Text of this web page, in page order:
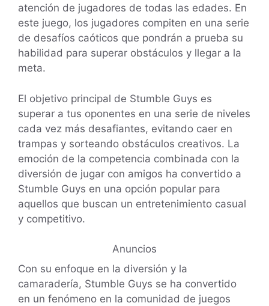
atención de jugadores de todas las edades. En
este juego, los jugadores compiten en una serie
de desafíos caóticos que pondrán a prueba su
habilidad para superar obstáculos y llegar a la
meta.
El objetivo principal de Stumble Guys es
superar a tus oponentes en una serie de niveles
cada vez más desafiantes, evitando caer en
trampas y sorteando obstáculos creativos. La
emoción de la competencia combinada con la
diversión de jugar con amigos ha convertido a
Stumble Guys en una opción popular para
aquellos que buscan un entretenimiento casual
y competitivo.
Anuncios
Con su enfoque en la diversión y la
camaradería, Stumble Guys se ha convertido
en un fenómeno en la comunidad de juegos